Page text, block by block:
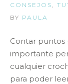
CONSEJOS
BY PAULA
Contar
importante
cualquier
para poder